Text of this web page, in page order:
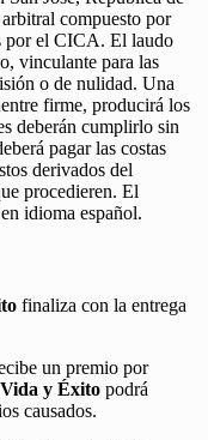
compuesto por
por el CICA. El laudo
vinculante para las
o de nulidad. Una
firme, producirá los
deberán cumplirlo sin
pagar las costas
derivados del
procedieren. El
idioma español.
finaliza con la entrega
un premio por
y Éxito podrá
causados.